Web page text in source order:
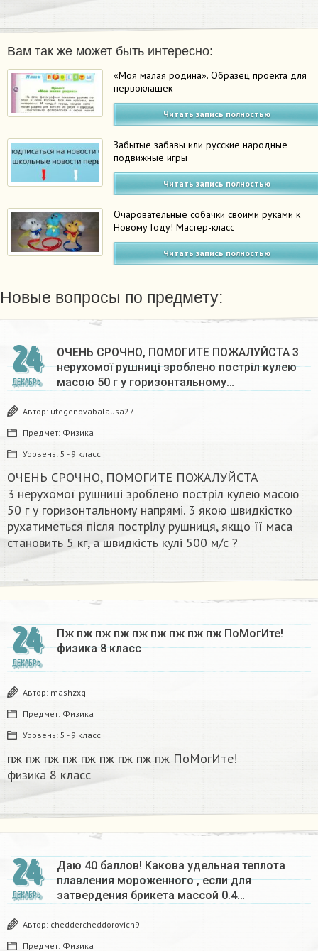
Вам так же может быть интересно:
«Моя малая родина». Образец проекта для
первоклашек
Читать запись полностью
Забытые забавы или русские народные
подвижные игры
Читать запись полностью
Очаровательные собачки своими руками к
Новому Году! Мастер-класс
Читать запись полностью
Новые вопросы по предмету:
24
ДЕКАБРЬ
ОЧЕНЬ СРОЧНО, ПОМОГИТЕ ПОЖАЛУЙСТА 3
нерухомої рушниці зроблено постріл кулею
масою 50 г у горизонтальному…
Автор: utegenovabalausa27
Предмет: Физика
Уровень: 5 - 9 класс
ОЧЕНЬ СРОЧНО, ПОМОГИТЕ ПОЖАЛУЙСТА
3 нерухомої рушниці зроблено постріл кулею масою
50 г у горизонтальному напрямі. 3 якою швидкістко
рухатиметься після пострілу рушниця, якщо її маса
становить 5 кг, а швидкість кулі 500 м/с ?​
24
ДЕКАБРЬ
Пж пж пж пж пж пж пж пж пж ПоМогИте!
физика 8 класс​
Автор: mashzxq
Предмет: Физика
Уровень: 5 - 9 класс
пж пж пж пж пж пж пж пж пж ПоМогИте!
физика 8 класс​
24
ДЕКАБРЬ
Даю 40 баллов! Какова удельная теплота
плавления мороженного , если для
затвердения брикета массой 0.4…
Автор: cheddercheddorovich9
Предмет: Физика